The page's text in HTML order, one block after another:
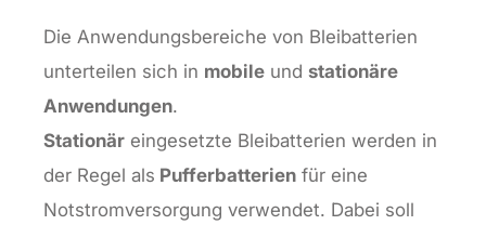
Die Anwendungsbereiche von Bleibatterien
unterteilen sich in mobile und stationäre
Anwendungen.
Stationär eingesetzte Bleibatterien werden in
der Regel als Pufferbatterien für eine
Notstromversorgung verwendet. Dabei soll